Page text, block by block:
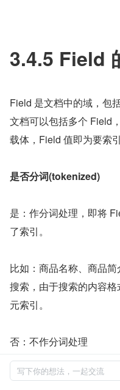
3.4.5 Field
Field 是文档中的域，包
文档可以包括多个 Field
载体，Field 值即为要索
是否分词(tokenized)
是：作分词处理，即将
了索引。
比如：商品名称、商品
搜索，由于搜索的内容
元索引。
否：不作分词处理
比如：商品 id、订单号、
写下你的想法，一起交流